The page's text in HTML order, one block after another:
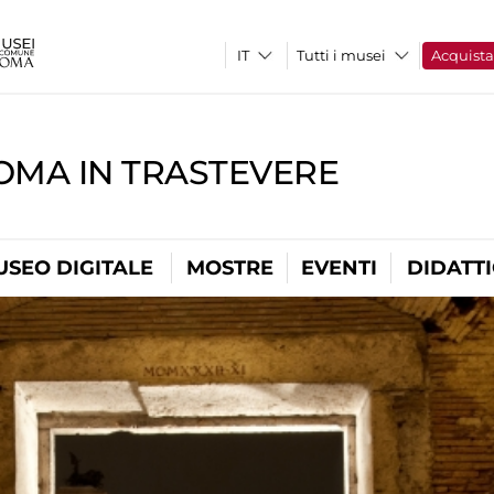
Tutti i musei Acquista
IN TRASTEVERE
DIGITALE MOSTRE EVENTI